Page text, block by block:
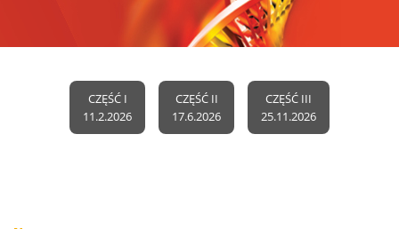
CZĘŚĆ I
11.2.2026
CZĘŚĆ II
17.6.2026
CZĘŚĆ III
25.11.2026